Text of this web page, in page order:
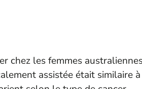
chez les femmes
assistée était similaire